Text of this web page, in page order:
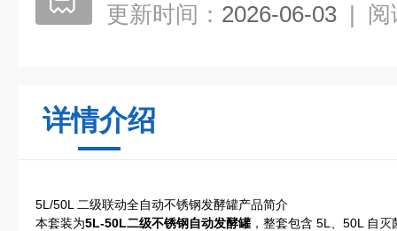
更新时间： 2026-06-03 | 阅
详情介绍
5L/50L 二级联动全自动不锈钢发酵罐产品简介
本套装为5L-50L二级不锈钢自动发酵罐 ，整套包含 5L、50L 自